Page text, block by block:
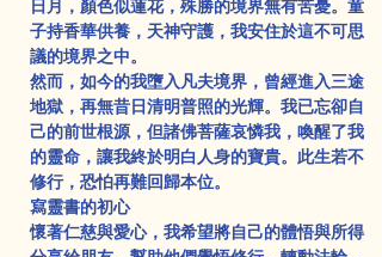
日月，顏色似蓮花，殊勝的境界無有苦憂。童
子持香華供養，天神守護，我安住於這不可思
議的境界之中。
然而，如今的我墮入凡夫境界，曾經進入三途
地獄，再無昔日清明普照的光輝。我已忘卻自
己的前世根源，但諸佛菩薩哀憐我，喚醒了我
的靈命，讓我終於明白人身的寶貴。此生若不
修行，恐怕再難回歸本位。
寫靈書的初心
懷著仁慈與愛心，我希望將自己的體悟與所得